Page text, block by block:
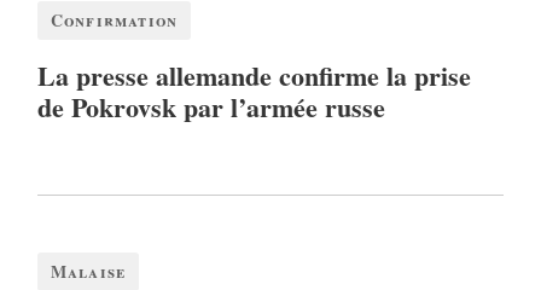
Confirmation
La presse allemande confirme la prise
de Pokrovsk par l’armée russe
Malaise